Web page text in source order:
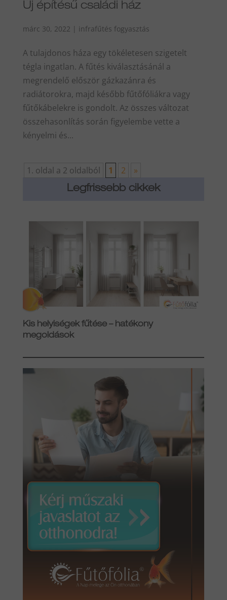
Új építésű családi ház
márc 30, 2022 | infrafűtés fogyasztás
A tulajdonos háza egy tökéletesen szigetelt
tégla ingatlan. A fűtés kiválasztásánál a
megrendelő először gázkazánra és
radiátorokra, majd később fűtőfóliákra vagy
fűtőkábelekre is gondolt. Az összes változat
összehasonlítás során figyelembe vette a
kényelmi és...
1. oldal a 2 oldalból 1 2 »
Legfrissebb cikkek
Kis helyiségek fűtése – hatékony
megoldások